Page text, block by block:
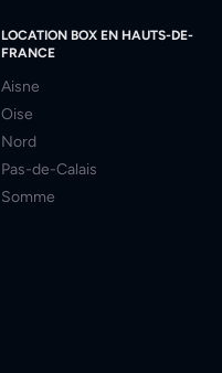
LOCATION BOX EN HAUTS-DE-
FRANCE
Aisne
Oise
Nord
Pas-de-Calais
Somme